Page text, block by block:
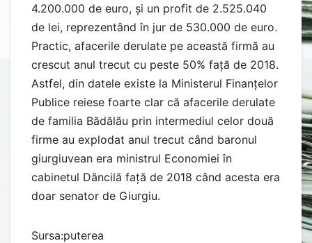
4.200.000 de euro, și un profit de 2.525.040
de lei, reprezentând în jur de 530.000 de euro.
Practic, afacerile derulate pe această firmă au
crescut anul trecut cu peste 50% față de 2018.
Astfel, din datele existe la Ministerul Finanțelor
Publice reiese foarte clar că afacerile derulate
de familia Bădălău prin intermediul celor două
firme au explodat anul trecut când baronul
giurgiuvean era ministrul Economiei în
cabinetul Dăncilă față de 2018 când acesta era
doar senator de Giurgiu.
Sursa:puterea